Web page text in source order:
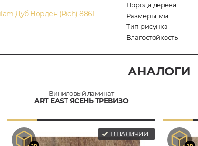
Дуб Норден (Rich) 8861
Порода дерева
Размеры, мм
Тип рисунка
Влагостойкость
АНАЛОГИ
Виниловый ламинат
ART EAST ЯСЕНЬ ТРЕВИЗО
В НАЛИЧИИ